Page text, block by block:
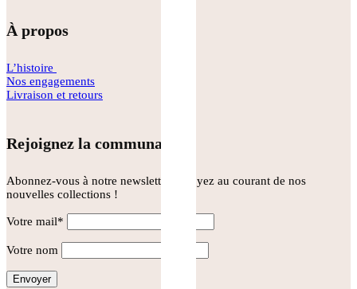
À propos
L’histoire
Nos engagements
Livraison et retours
Rejoignez la communauté
Abonnez-vous à notre newsletter et soyez au courant de nos
nouvelles collections !
Votre mail*
Votre nom